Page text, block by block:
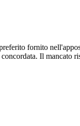
fornito
Il mancato